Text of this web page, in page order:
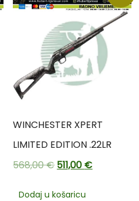
WINCHESTER XPERT
LIMITED EDITION .22LR
568,00€511,00 €
Dodaj u košaricu